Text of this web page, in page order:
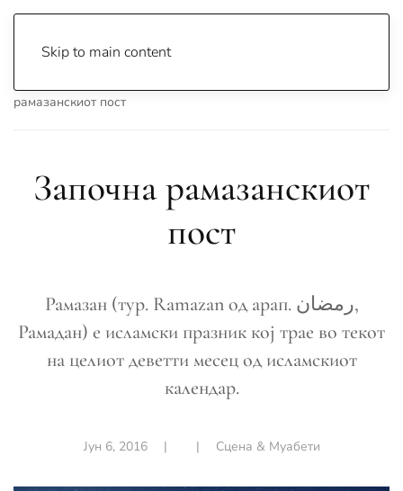
Skip to main content
рамазанскиот пост
Започна рамазанскиот
пост
Рамазан (тур. Ramazan од арап. رمضان,
Рамадан) е исламски празник кој трае во текот
на целиот деветти месец од исламскиот
календар.
Јун 6, 2016| | Сцена & Муабети